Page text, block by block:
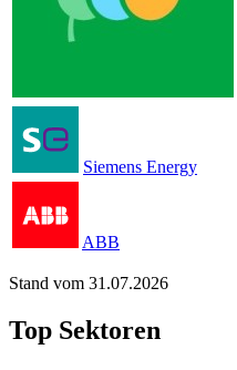
Siemens Energy
ABB
Stand vom 31.07.2026
Top Sektoren